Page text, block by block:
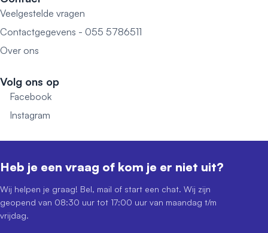
Veelgestelde vragen
Contactgegevens - 055 5786511
Over ons
Volg ons op
Facebook
Instagram
Heb je een vraag of kom je er niet uit?
Wij helpen je graag! Bel, mail of start een chat. Wij zijn
geopend van 08:30 uur tot 17:00 uur van maandag t/m
vrijdag.